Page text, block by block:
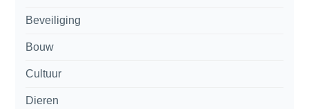
Beveiliging
Bouw
Cultuur
Dieren